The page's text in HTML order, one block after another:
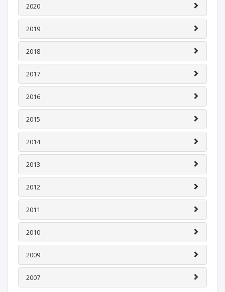
2020
2019
2018
2017
2016
2015
2014
2013
2012
2011
2010
2009
2007